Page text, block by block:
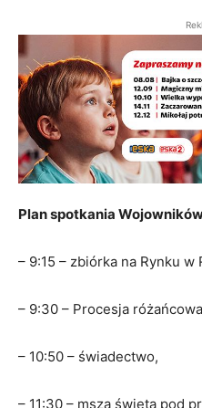
Plan spotkania
– 9:15 – zbiórka na Rynku w
– 9:30 – Procesja
– 10:50 – świadectwo,
– 11:30 – msza święta pod